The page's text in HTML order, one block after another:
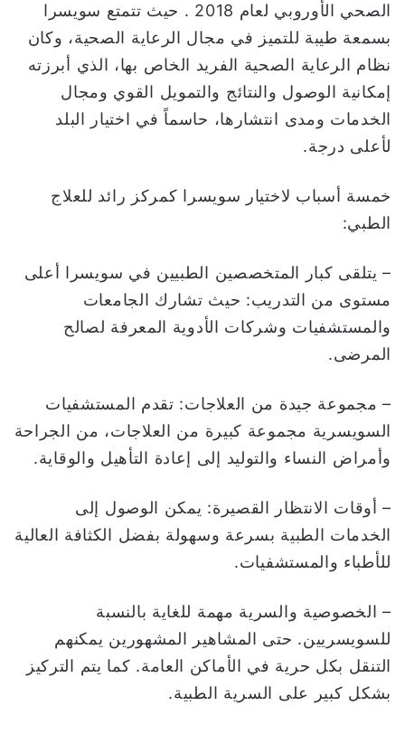
الصحي الأوروبي لعام 2018 . حيث تتمتع سويسرا
بسمعة طيبة للتميز في مجال الرعاية الصحية، وكان
نظام الرعاية الصحية الفريد الخاص بها، الذي أبرزته
إمكانية الوصول والنتائج والتمويل القوي ومجال
الخدمات ومدى انتشارها، حاسماً في اختيار البلد
لأعلى درجة.
خمسة أسباب لاختيار سويسرا كمركز رائد للعلاج
الطبي:
– يتلقى كبار المتخصصين الطبيين في سويسرا أعلى
مستوى من التدريب: حيث تشارك الجامعات
والمستشفيات وشركات الأدوية المعرفة لصالح
المرضى.
– مجموعة جيدة من العلاجات: تقدم المستشفيات
السويسرية مجموعة كبيرة من العلاجات، من الجراحة
وأمراض النساء والتوليد إلى إعادة التأهيل والوقاية.
– أوقات الانتظار القصيرة: يمكن الوصول إلى
الخدمات الطبية بسرعة وسهولة بفضل الكثافة العالية
للأطباء والمستشفيات.
– الخصوصية والسرية مهمة للغاية بالنسبة
للسويسريين. حتى المشاهير المشهورين يمكنهم
التنقل بكل حرية في الأماكن العامة. كما يتم التركيز
بشكل كبير على السرية الطبية.